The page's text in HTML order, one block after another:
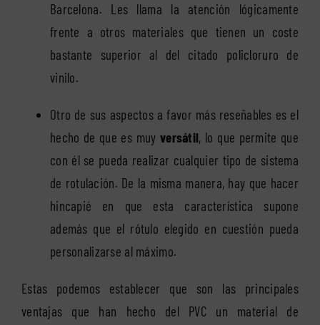
Barcelona. Les llama la atención lógicamente
frente a otros materiales que tienen un coste
bastante superior al del citado policloruro de
vinilo.
Otro de sus aspectos a favor más reseñables es el
hecho de que es muy versátil, lo que permite que
con él se pueda realizar cualquier tipo de sistema
de rotulación. De la misma manera, hay que hacer
hincapié en que esta característica supone
además que el rótulo elegido en cuestión pueda
personalizarse al máximo.
Estas podemos establecer que son las principales
ventajas que han hecho del PVC un material de